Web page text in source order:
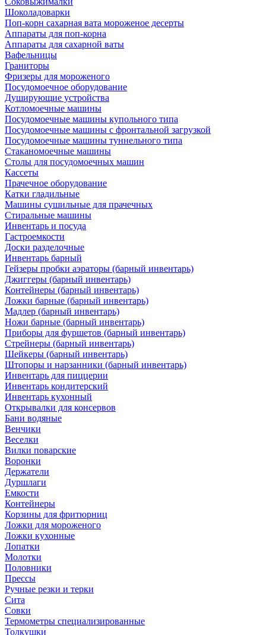
Шоколадоварки
Поп-корн сахарная вата мороженое десерты
Аппараты для поп-корна
Аппараты для сахарной ваты
Вафельницы
Граниторы
Фризеры для мороженого
Посудомоечное оборудование
Душирующие устройства
Котломоечные машины
Посудомоечные машины купольного типа
Посудомоечные машины с фронтальной загрузкой
Посудомоечные машины туннельного типа
Стаканомоечные машины
Столы для посудомоечных машин
Кассеты
Прачечное оборудование
Катки гладильные
Машины сушильные для прачечных
Стиральные машины
Инвентарь и посуда
Гастроемкости
Доски разделочные
Инвентарь барный
Гейзеры пробки аэраторы (барный инвентарь)
Джиггеры (барный инвентарь)
Контейнеры (барный инвентарь)
Ложки барные (барный инвентарь)
Мадлер (барный инвентарь)
Ножи барные (барный инвентарь)
Приборы для фуршетов (барный инвентарь)
Стрейнеры (барный инвентарь)
Шейкеры (барный инвентарь)
Штопоры и нарзанники (барный инвентарь)
Инвентарь для пиццерии
Инвентарь кондитерский
Инвентарь кухонный
Открывалки для консервов
Бани водяные
Венчики
Веселки
Вилки поварские
Воронки
Держатели
Дуршлаги
Емкости
Контейнеры
Корзины для фритюрниц
Ложки для мороженого
Ложки кухонные
Лопатки
Молотки
Половники
Прессы
Ручные резки и терки
Сита
Совки
Термометры специализированные
Толкушки